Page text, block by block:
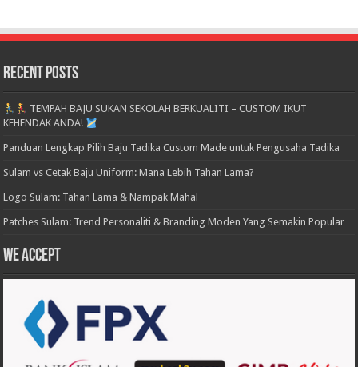
Recent Posts
TEMPAH BAJU SUKAN SEKOLAH BERKUALITI – CUSTOM IKUT
KEHENDAK ANDA!
Panduan Lengkap Pilih Baju Tadika Custom Made untuk Pengusaha Tadika
Sulam vs Cetak Baju Uniform: Mana Lebih Tahan Lama?
Logo Sulam: Tahan Lama & Nampak Mahal
Patches Sulam: Trend Personaliti & Branding Moden Yang Semakin Popular
We accept